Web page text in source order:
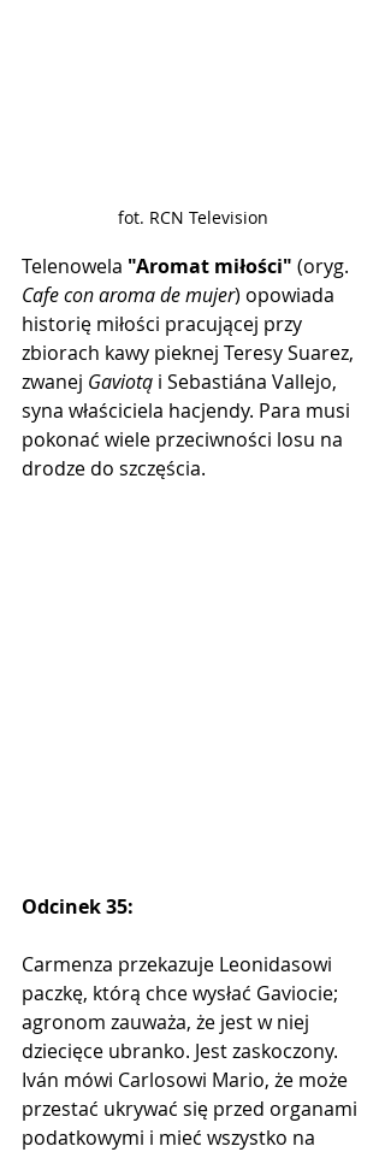
fot. RCN Television
Telenowela "Aromat miłości" (oryg.
Cafe con aroma de mujer) opowiada
historię miłości pracującej przy
zbiorach kawy pieknej Teresy Suarez,
zwanej Gaviotą i Sebastiána Vallejo,
syna właściciela hacjendy. Para musi
pokonać wiele przeciwności losu na
drodze do szczęścia.
Odcinek 35:
Carmenza przekazuje Leonidasowi
paczkę, którą chce wysłać Gaviocie;
agronom zauważa, że ​​jest w niej
dziecięce ubranko. Jest zaskoczony.
Iván mówi Carlosowi Mario, że może
przestać ukrywać się przed organami
podatkowymi i mieć wszystko na